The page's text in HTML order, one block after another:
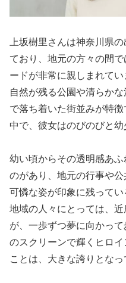
上坂樹里さんは神奈川県
ており、地元の方々の間
ードが非常に親しまれて
自然が残る公園や清らか
で落ち着いた街並みが特
中で、彼女はのびのびと幼
幼い頃からその透明感あ
のがあり、地元の行事や
可憐な姿が印象に残ってい
地域の人々にとっては、
が、一歩ずつ夢に向かっ
のスクリーンで輝くヒロ
ことは、大きな誇りとなっ